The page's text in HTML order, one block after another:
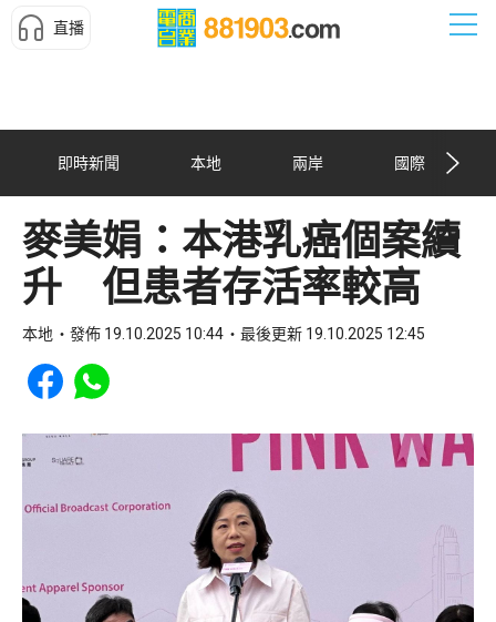
直播
即時新聞 本地 兩岸 國際
麥美娟：本港乳癌個案續
升 但患者存活率較高
本地 發佈 19.10.2025 10:44 最後更新 19.10.2025 12:45
Share to Facebook
Share to WhatsApp